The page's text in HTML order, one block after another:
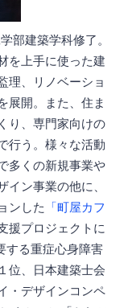
部建築学科修了。
を上手に使った建
理、リノベーショ
展開。また、住ま
り、専門家向けの
行う。様々な活動
多くの新規事業や
ン事業の他に、
ンした 「町屋カフ
援プロジェクトに
する重症心身障害
位、日本建築士会
・デザインコンペ